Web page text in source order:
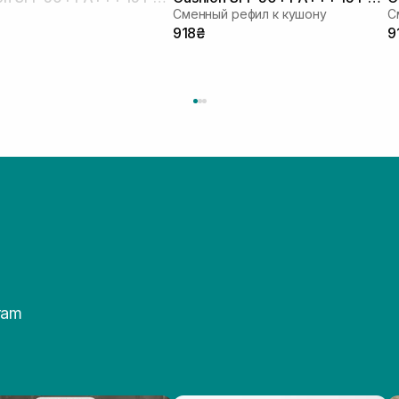
тон
Сменный рефил к кушону
918₴